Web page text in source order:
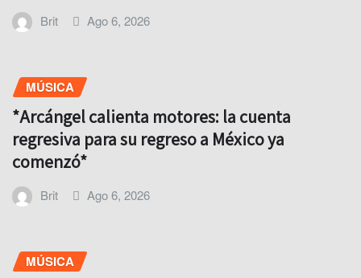
Brit Ago 6, 2026
MÚSICA
*Arcángel calienta motores: la cuenta
regresiva para su regreso a México ya
comenzó*
Brit Ago 6, 2026
MÚSICA